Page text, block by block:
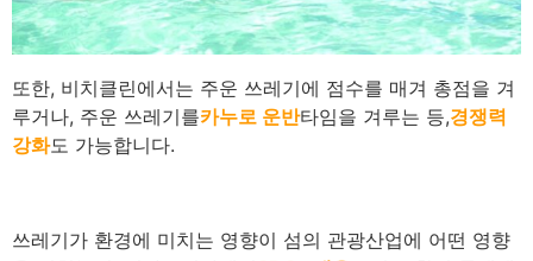
또한, 비치클린에서는 주운 쓰레기에 점수를 매겨 총점을 겨
루거나, 주운 쓰레기를카누로 운반타임을 겨루는 등,경쟁력
강화도 가능합니다.
쓰레기가 환경에 미치는 영향이 섬의 관광산업에 어떤 영향